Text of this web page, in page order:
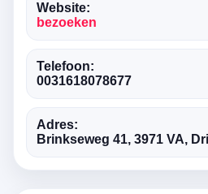
Website:
bezoeken
Telefoon:
0031618078677
Adres:
Brinkseweg 41, 3971 VA,